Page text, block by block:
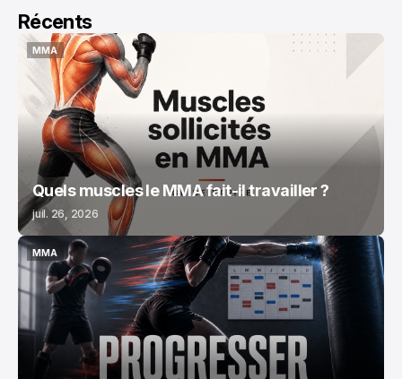
Récents
MMA
MMA
Quels muscles le MMA fait-il travailler ?
juil. 26, 2026
MMA
MMA